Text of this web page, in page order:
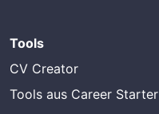
Tools
CV Creator
Tools aus Career Starter